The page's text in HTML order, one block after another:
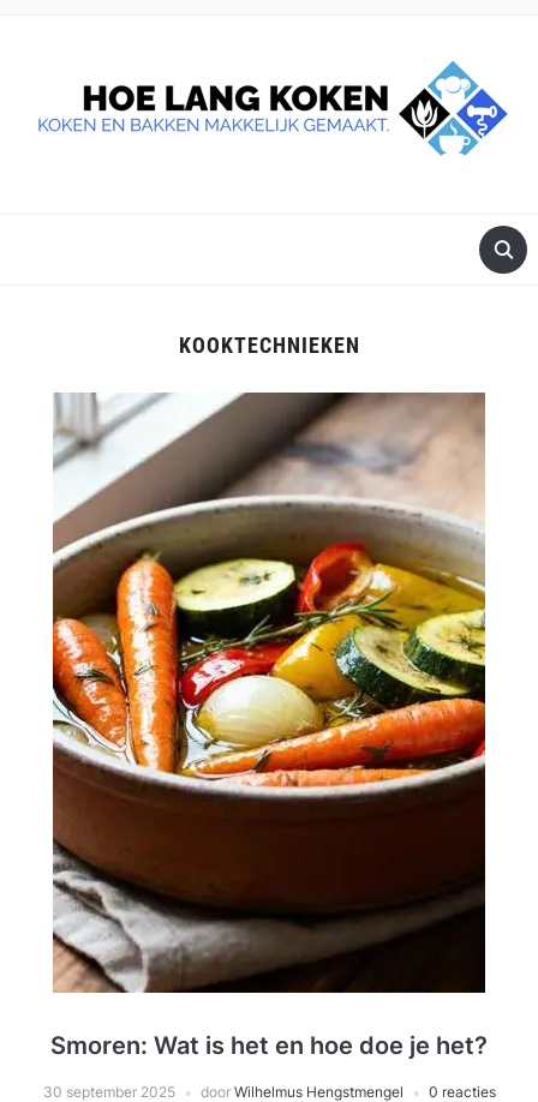
KOOKTECHNIEKEN
Smoren: Wat is het en hoe doe je het?
30 september 2025 door Wilhelmus Hengstmengel 0 reacties